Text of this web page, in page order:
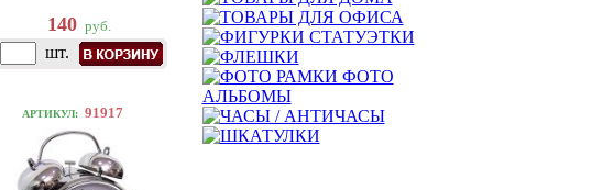
140 руб.
шт.
АРТИКУЛ: 91917